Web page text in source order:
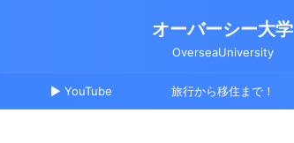
オーバーシー大学
OverseaUniversity
▶ YouTube 旅行から移住まで！